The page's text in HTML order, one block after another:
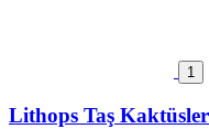
1
Lithops Taş